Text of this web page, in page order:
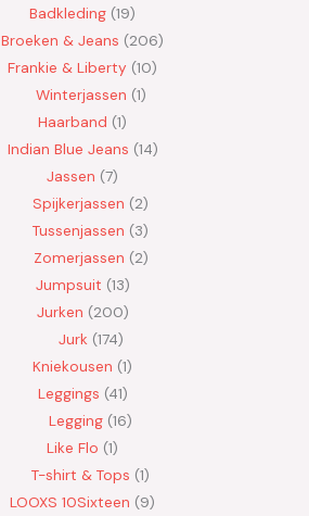
Badkleding 19
Broeken & Jeans
206
Frankie & Liberty 10
Winterjassen 1
Haarband 1
Indian Blue Jeans 14
Jassen 7
Spijkerjassen
2
Tussenjassen
3
Zomerjassen 2
Jumpsuit 13
Jurken 200
Jurk 174
Kniekousen 1
Leggings 41
Legging 16
Like Flo 1
T-shirt & Tops 1
LOOXS 10Sixteen
9